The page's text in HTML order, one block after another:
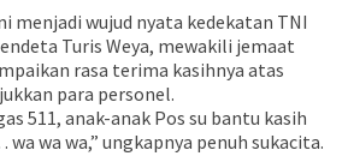
menjadi wujud nyata kedekatan TNI
Turis Weya, mewakili jemaat
rasa terima kasihnya atas
para personel.
511, anak-anak Pos su bantu kasih
wa wa,” ungkapnya penuh sukacita.